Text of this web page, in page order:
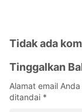
Tidak ada
Tinggalkan
Alamat email
ditandai *